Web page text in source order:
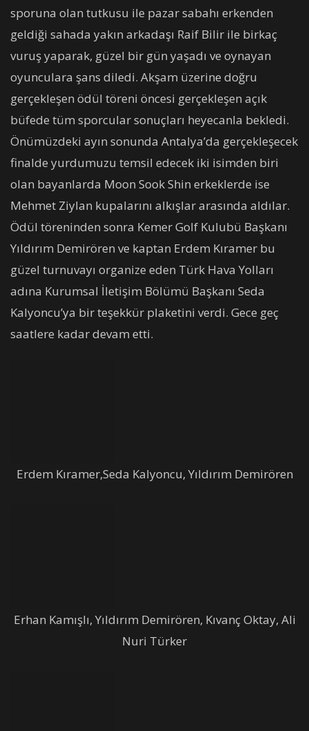
sporuna olan tutkusu ile pazar sabahı erkenden
geldiği sahada yakın arkadaşı Raif Bilir ile birkaç
vuruş yaparak, güzel bir gün yaşadı ve oynayan
oyunculara şans diledi. Akşam üzerine doğru
gerçekleşen ödül töreni öncesi gerçekleşen açık
büfede tüm sporcular sonuçları heyecanla bekledi.
Önümüzdeki ayın sonunda Antalya’da gerçekleşecek
finalde yurdumuzu temsil edecek iki isimden biri
olan bayanlarda Moon Sook Shin erkeklerde ise
Mehmet Ziylan kupalarını alkışlar arasında aldılar.
Ödül töreninden sonra Kemer Golf Kulubü Başkanı
Yıldırım Demirören ve kaptan Erdem Kıramer bu
güzel turnuvayı organize eden Türk Hava Yolları
adına Kurumsal İletişim Bölümü Başkanı Seda
Kalyoncu’ya bir teşekkür plaketini verdi. Gece geç
saatlere kadar devam etti.
Erdem Kıramer,Seda Kalyoncu, Yıldırım Demirören
Erhan Kamışlı, Yıldırım Demirören, Kıvanç Oktay, Ali
Nuri Türker